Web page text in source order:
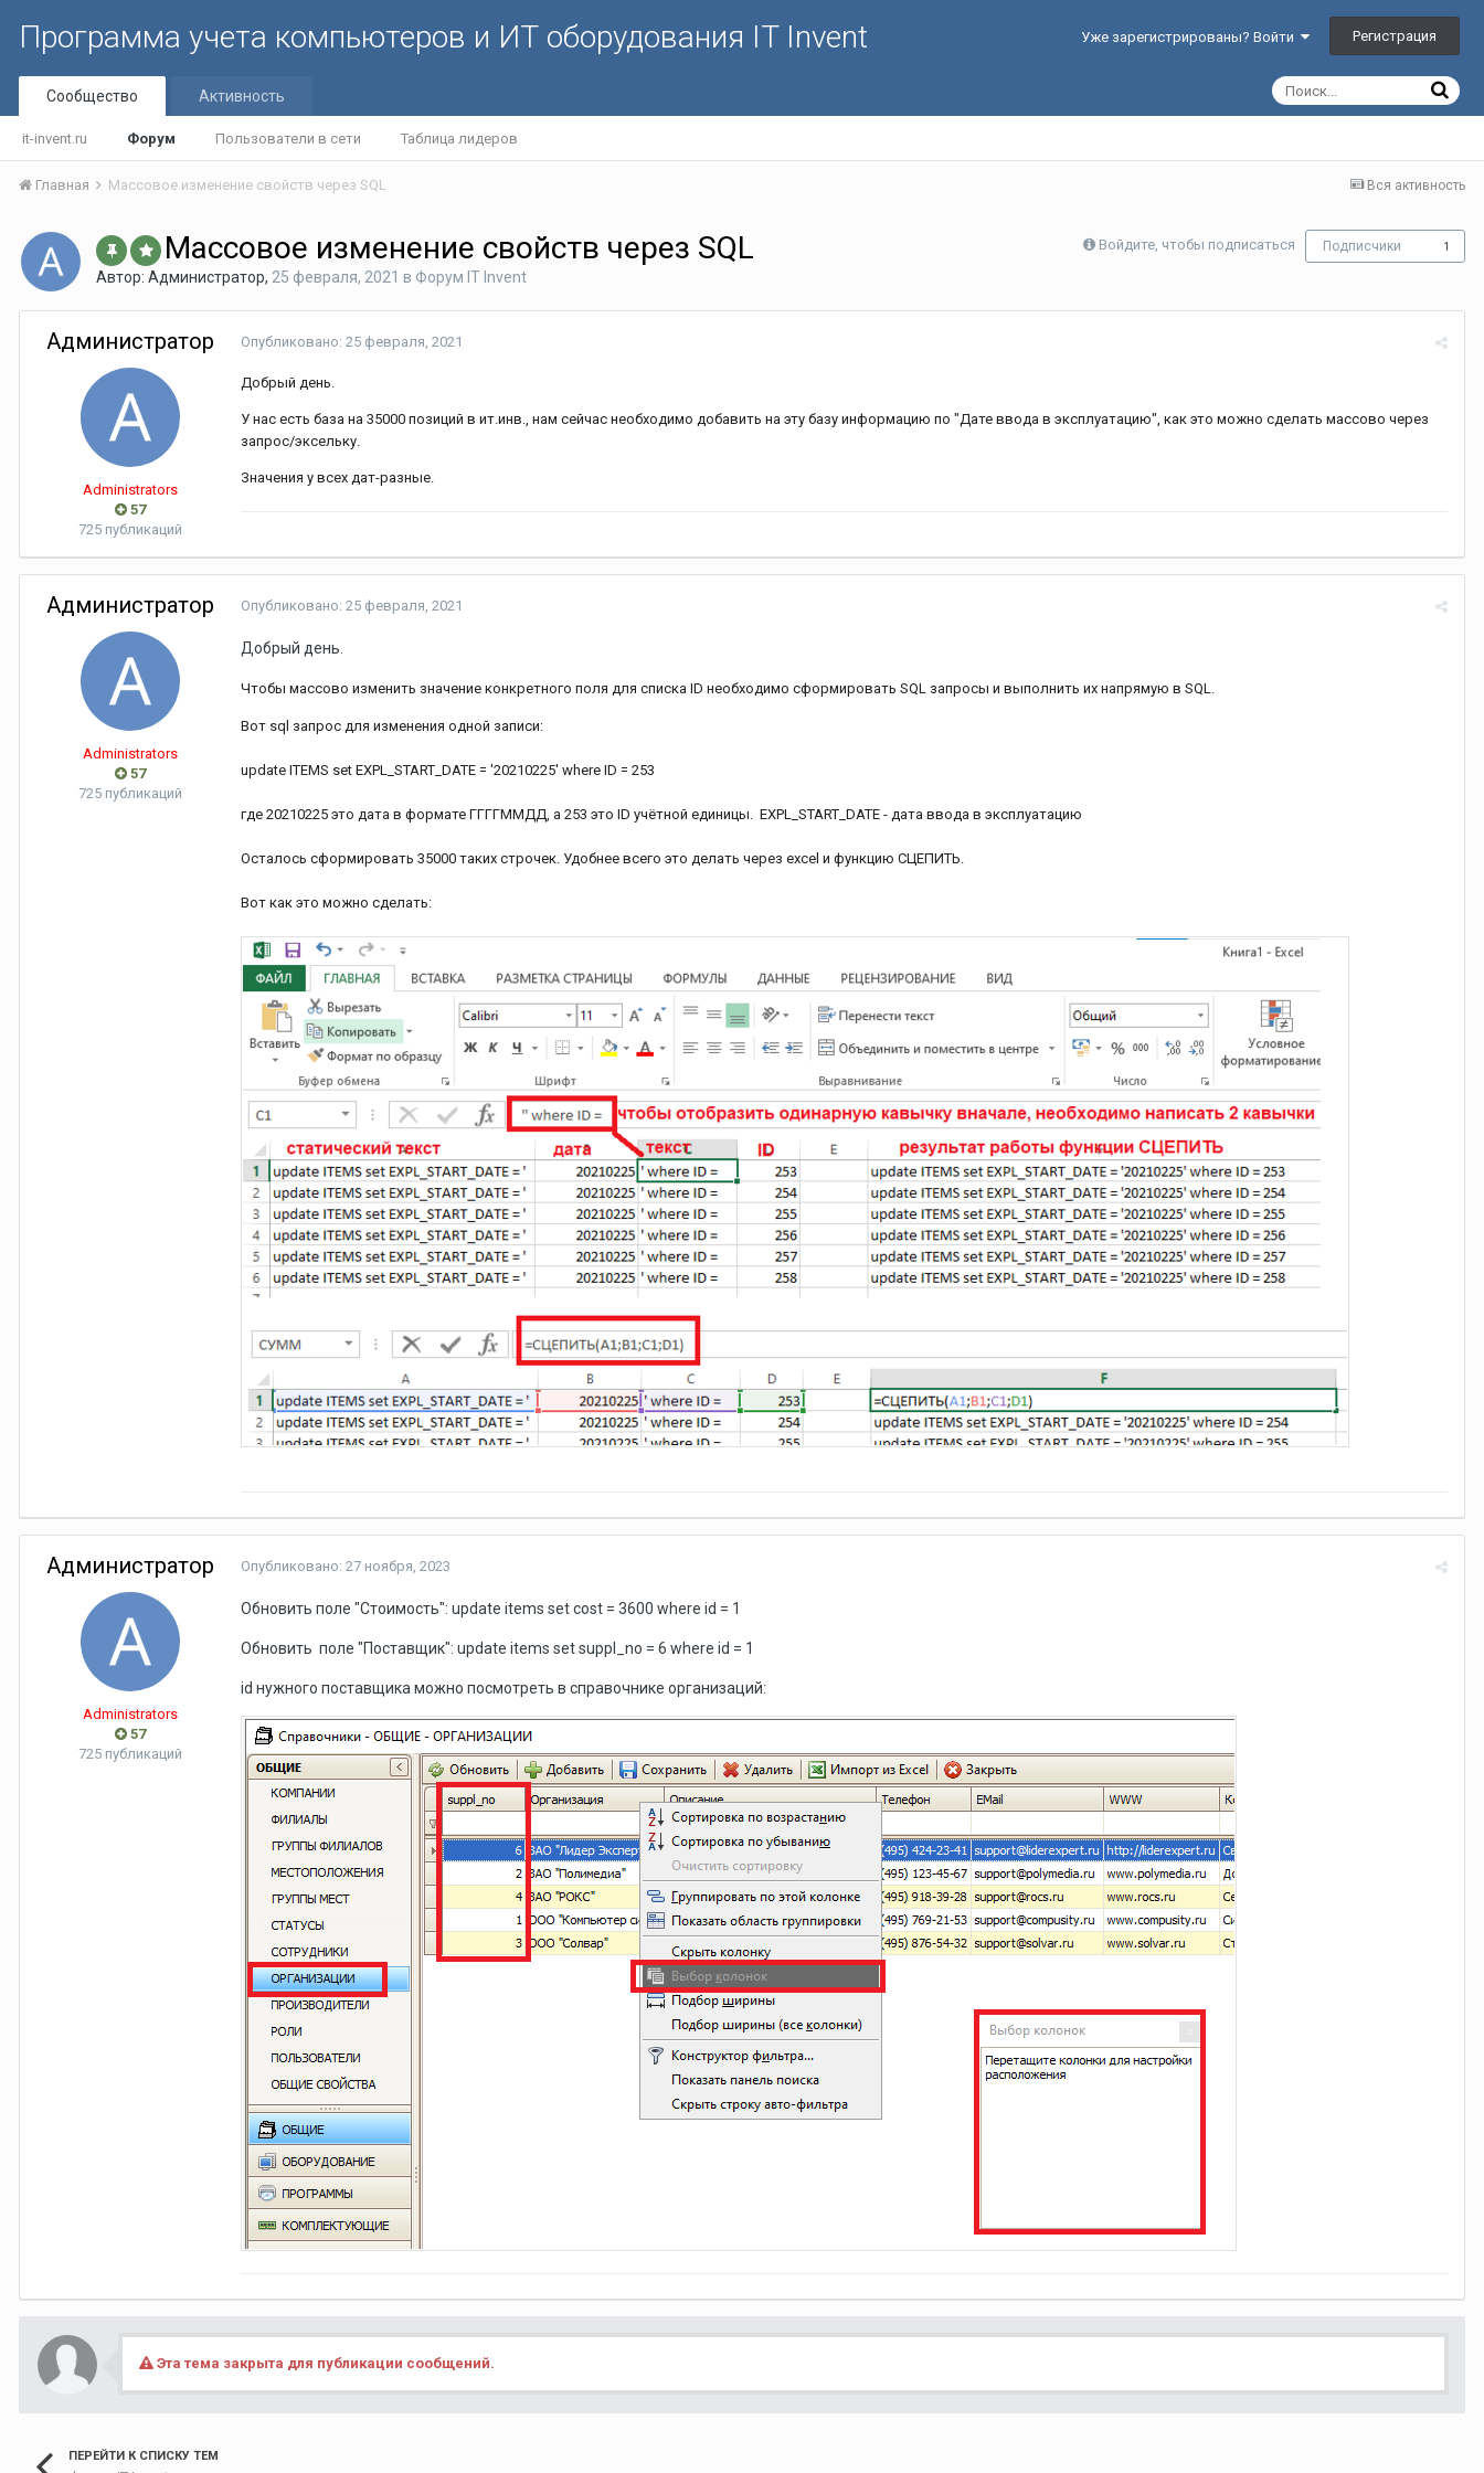
Программа учета компьютеров и ИТ оборудования IT Invent Уже зарегистрированы? Войти Регистрация
Сообщество
it-invent.ru Форум Пользователи в сети Таблица лидеров
Активность
Вся активность
Главная Массовое изменение свойств через SQL
Войдите, чтобы подписаться Подписчики 1
Массовое изменение свойств через SQL
Автор: Администратор, 25 февраля, 2021 в Форум IT Invent
Администратор
Administrators
57
725 публикаций
Опубликовано: 25 февраля, 2021
Добрый день.
У нас есть база на 35000 позиций в ит.инв., нам сейчас необходимо добавить на эту базу информацию по "Дате ввода в эксплуатацию", как это можно сделать массово через
запрос/эксельку.
Значения у всех дат-разные.
Администратор
Administrators
57
725 публикаций
Опубликовано: 25 февраля, 2021
Добрый день.
Чтобы массово изменить значение конкретного поля для списка ID необходимо сформировать SQL запросы и выполнить их напрямую в SQL.
Вот sql запрос для изменения одной записи:
update ITEMS set EXPL_START_DATE = '20210225' where ID = 253
где 20210225 это дата в формате ГГГГММДД, а 253 это ID учётной единицы. EXPL_START_DATE - дата ввода в эксплуатацию
Осталось сформировать 35000 таких строчек. Удобнее всего это делать через excel и функцию СЦЕПИТЬ.
Вот как это можно сделать:
Администратор
Administrators
57
725 публикаций
Опубликовано: 27 ноября, 2023
Обновить поле "Стоимость": update items set cost = 3600 where id = 1
Обновить поле "Поставщик": update items set suppl_no = 6 where id = 1
id нужного поставщика можно посмотреть в справочнике организаций:
Эта тема закрыта для публикации сообщений.
ПЕРЕЙТИ К СПИСКУ ТЕМ